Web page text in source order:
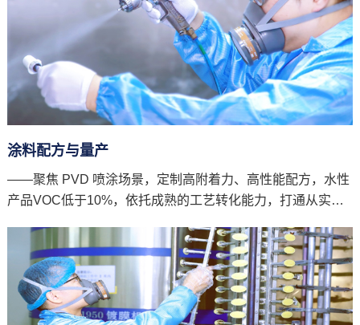
涂料配方与量产
——聚焦 PVD 喷涂场景，定制高附着力、高性能配方，水性
产品VOC低于10%，依托成熟的工艺转化能力，打通从实验